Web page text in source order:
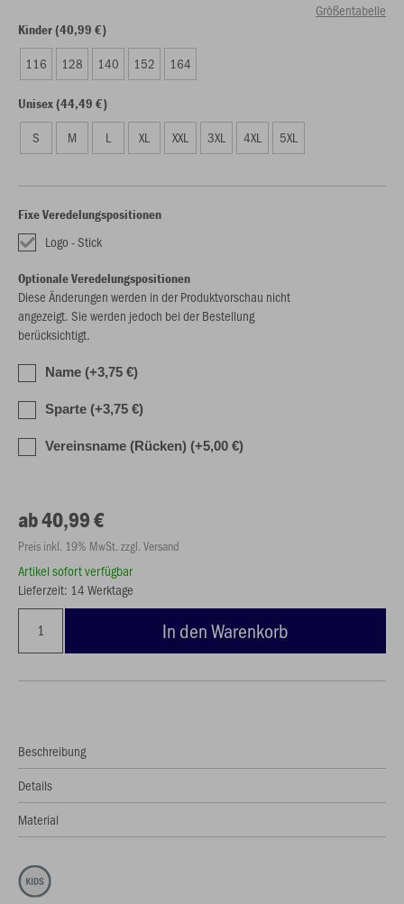
Größentabelle
Kinder (40,99 €)
116 128 140 152 164
Unisex (44,49 €)
S M L XL XXL 3XL 4XL 5XL
Fixe Veredelungspositionen
Logo - Stick
Optionale Veredelungspositionen
Diese Änderungen werden in der Produktvorschau nicht
angezeigt. Sie werden jedoch bei der Bestellung
berücksichtigt.
Name (+3,75 €)
Sparte (+3,75 €)
Vereinsname (Rücken) (+5,00 €)
ab 40,99 €
Preis inkl. 19% MwSt. zzgl. Versand
Artikel sofort verfügbar
Lieferzeit: 14 Werktage
In den Warenkorb
Beschreibung
Details
Material